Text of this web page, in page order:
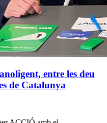
entre les deu
de Catalunya